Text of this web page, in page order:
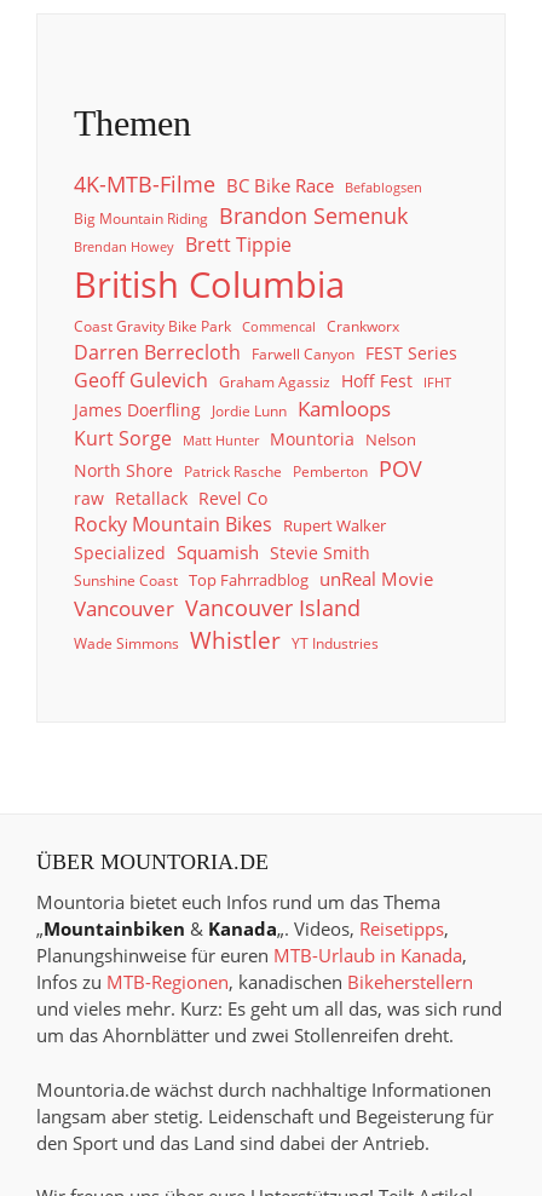
Themen
4K-MTB-Filme BC Bike Race Befablogsen
Big Mountain Riding Brandon Semenuk
Brendan Howey Brett Tippie
British Columbia
Coast Gravity Bike Park Commencal Crankworx
Darren Berrecloth Farwell Canyon FEST Series
Geoff Gulevich Graham Agassiz Hoff Fest IFHT
James Doerfling Jordie Lunn Kamloops
Kurt Sorge Matt Hunter Mountoria Nelson
North Shore Patrick Rasche Pemberton POV
raw Retallack Revel Co
Rocky Mountain Bikes
Rupert Walker
Specialized Squamish Stevie Smith
Sunshine Coast Top Fahrradblog unReal Movie
Vancouver Vancouver Island
Wade Simmons Whistler YT Industries
ÜBER MOUNTORIA.DE
Mountoria bietet euch Infos rund um das Thema
„Mountainbiken & Kanada„. Videos, Reisetipps,
Planungshinweise für euren MTB-Urlaub in Kanada,
Infos zu MTB-Regionen, kanadischen Bikeherstellern
und vieles mehr. Kurz: Es geht um all das, was sich rund
um das Ahornblätter und zwei Stollenreifen dreht.
Mountoria.de wächst durch nachhaltige Informationen
langsam aber stetig. Leidenschaft und Begeisterung für
den Sport und das Land sind dabei der Antrieb.